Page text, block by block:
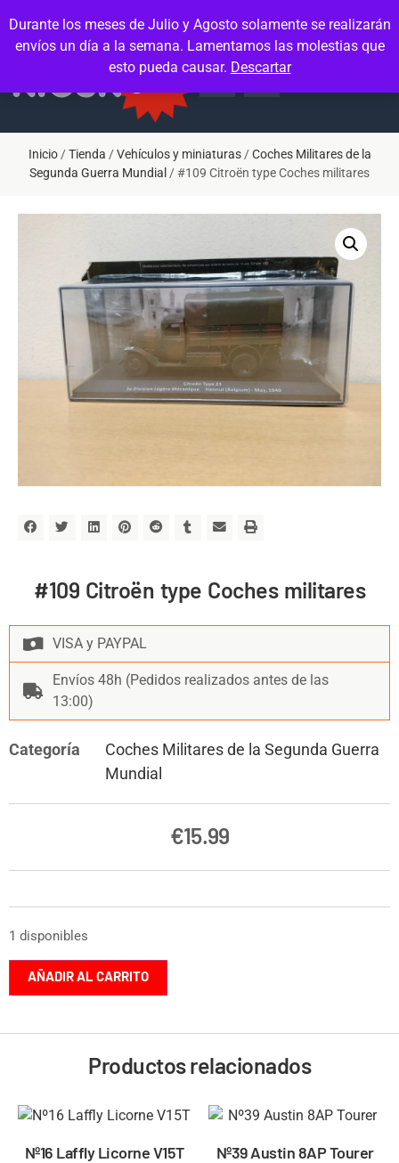
Durante los meses de Julio y Agosto solamente se realizarán
envíos un día a la semana. Lamentamos las molestias que
esto pueda causar. Descartar
Inicio/Tienda /Vehículos y miniaturas/Coches Militares de la
Segunda Guerra Mundial / #109 Citroën type Coches militares
#109 Citroën type Coches militares
VISA y PAYPAL
Envíos 48h (Pedidos realizados antes de las
13:00)
Categoría
Coches Militares de la Segunda Guerra
Mundial
€15.99
1 disponibles
AÑADIR AL CARRITO
Productos relacionados
Nº16 Laffly Licorne V15T Nº39 Austin 8AP Tourer